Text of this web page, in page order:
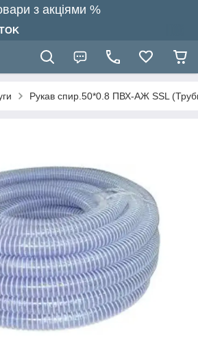
з акціями %
Рукав спир.50*0.8 ПВХ-АЖ SSL